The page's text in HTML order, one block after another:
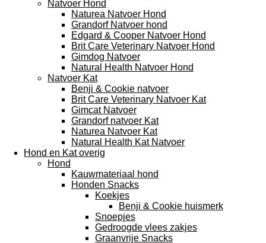
Natvoer Hond
Naturea Natvoer Hond
Grandorf Natvoer hond
Edgard & Cooper Natvoer Hond
Brit Care Veterinary Natvoer Hond
Gimdog Natvoer
Natural Health Natvoer Hond
Natvoer Kat
Benji & Cookie natvoer
Brit Care Veterinary Natvoer Kat
Gimcat Natvoer
Grandorf natvoer Kat
Naturea Natvoer Kat
Natural Health Kat Natvoer
Hond en Kat overig
Hond
Kauwmateriaal hond
Honden Snacks
Koekjes
Benji & Cookie huismerk
Snoepjes
Gedroogde vlees zakjes
Graanvrije Snacks